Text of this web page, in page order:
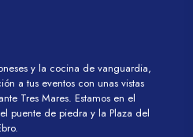
y la cocina de vanguardia,
a tus eventos con unas vistas
Tres Mares. Estamos en el
puente de piedra y la Plaza del